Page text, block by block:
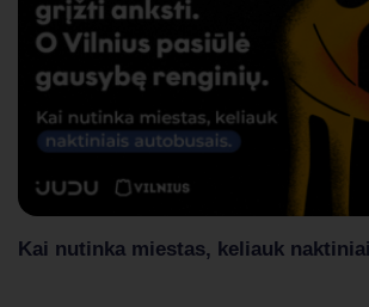
Kai nutinka miestas, keliauk